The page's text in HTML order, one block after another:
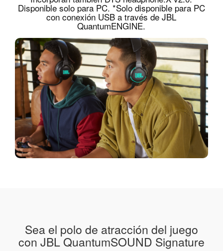
Disponible solo para PC. *Solo disponible para PC
con conexión USB a través de JBL
QuantumENGINE.
Sea el polo de atracción del juego
con JBL QuantumSOUND Signature